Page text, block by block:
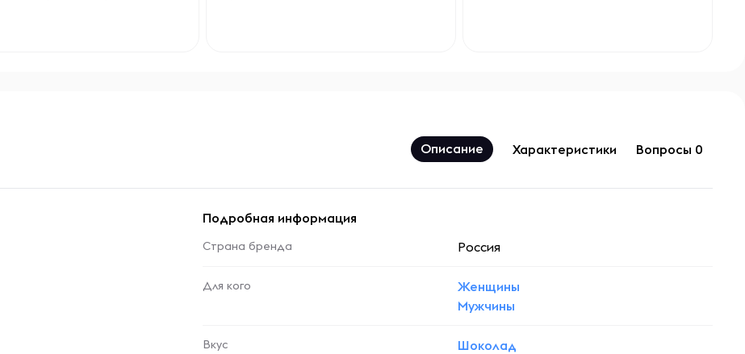
Описание Характеристики Вопросы 0
Подробная информация
Страна бренда Россия
Для кого
Женщины
Мужчины
Вкус Шоколад